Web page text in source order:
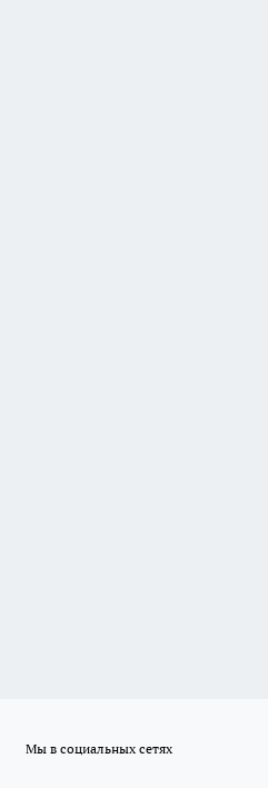
Мы в социальных сетях